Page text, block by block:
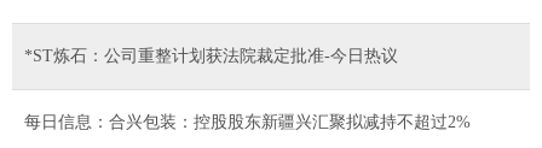
*ST炼石：公司重整计划获法院裁定批准-今日热议
每日信息：合兴包装：控股股东新疆兴汇聚拟减持不超过2%